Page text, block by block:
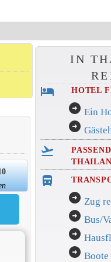
IN
hotel HOTEL
arrow_circle_right Ein
arrow_circle_right
flight_takeoff
directions_bus_filled
arrow_circle_right Zug
arrow_circle_right Bus/
arrow_circle_right
arrow_circle_right Boote